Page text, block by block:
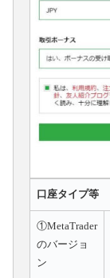
口座タイプ等
①MetaTrader
のバージョ
ン